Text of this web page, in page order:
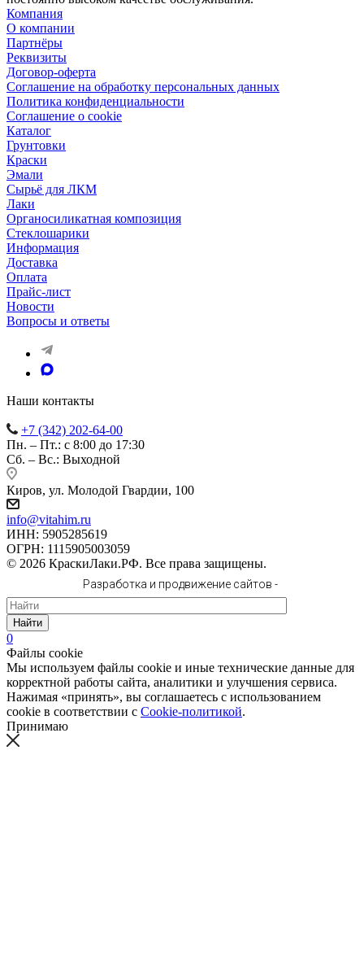
Компания
О компании
Партнёры
Реквизиты
Договор-оферта
Соглашение на обработку персональных данных
Политика конфиденциальности
Соглашение о cookie
Каталог
Грунтовки
Краски
Эмали
Сырьё для ЛКМ
Лаки
Органосиликатная композиция
Стеклошарики
Информация
Доставка
Оплата
Прайс-лист
Новости
Вопросы и ответы
Наши контакты
+7 (342) 202-64-00
Пн. – Пт.: с 8:00 до 17:30
Сб. – Вс.: Выходной
Киров, ул. Молодой Гвардии, 100
info@vitahim.ru
ИНН: 5905285619
ОГРН: 1115905003059
© 2026 КраскиЛаки.РФ. Все права защищены.
Разработка и продвижение сайтов -
Найти
0
Файлы cookie
Мы используем файлы cookie и иные технические данные для
корректной работы сайта, аналитики и улучшения сервиса.
Нажимая «принять», вы соглашаетесь с использованием
cookie в соответствии с Cookie-политикой.
Принимаю